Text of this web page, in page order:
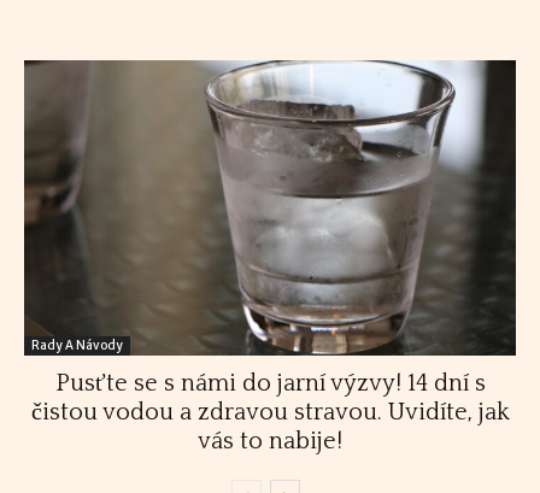
Rady A Návody
Pusťte se s námi do jarní výzvy! 14 dní s
čistou vodou a zdravou stravou. Uvidíte, jak
vás to nabije!